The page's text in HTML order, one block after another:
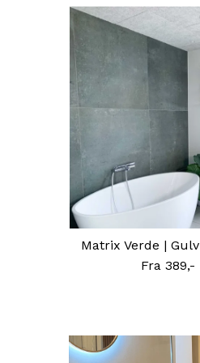
Matrix Verde |
Fra 389,-